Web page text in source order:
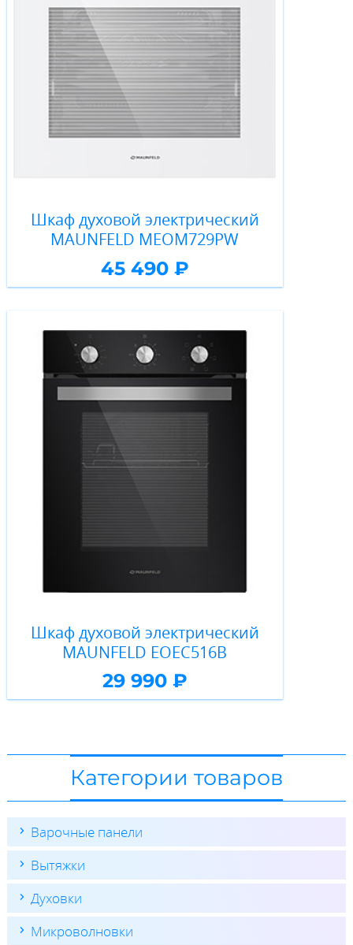
Шкаф духовой электрический
MAUNFELD MEOM729PW
45 490 ₽
Шкаф духовой электрический
MAUNFELD EOEC516B
29 990 ₽
Категории товаров
Варочные панели
Вытяжки
Духовки
Микроволновки